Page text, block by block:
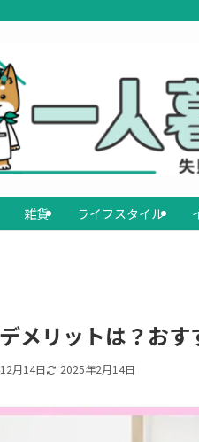
雑貨 ライフスタイル
メリットは？おす
月14日 2025年2月14日